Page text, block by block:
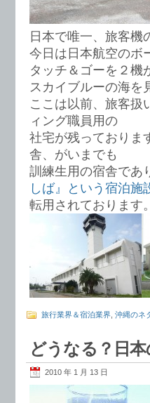
日本で唯一、旅客機
今日は日本航空のボ
タッチ＆ゴーを２機
スカイブルーの海を
ここは以前、旅客扱
ィング職員用の
社宅が残っておりま
舎、がいまでも
訓練生用の宿舎であ
しば』という宿泊施
転用されております。
旅行業界＆宿泊業界 沖縄のネ
どうなる？日本
2010 年 1 月 13 日